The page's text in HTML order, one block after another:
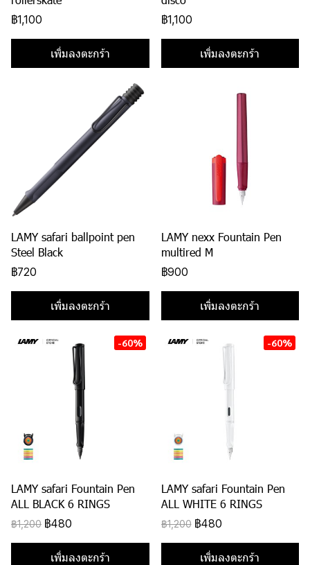
฿1,100
เพิ่มลงตะกร้า
฿1,100
เพิ่มลงตะกร้า
LAMY safari ballpoint pen
Steel Black
฿720
เพิ่มลงตะกร้า
LAMY nexx Fountain Pen
multired M
฿900
เพิ่มลงตะกร้า
-60%
LAMY safari Fountain Pen
ALL BLACK 6 RINGS
฿1,200 ฿480
เพิ่มลงตะกร้า
-60%
LAMY safari Fountain Pen
ALL WHITE 6 RINGS
฿1,200 ฿480
เพิ่มลงตะกร้า